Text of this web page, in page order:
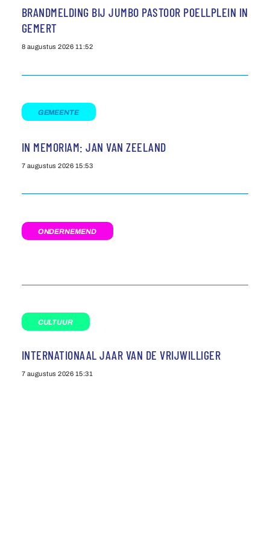
BRANDMELDING BIJ JUMBO PASTOOR POELLPLEIN IN
GEMERT
8 augustus 2026 11:52
GEMEENTE
IN MEMORIAM: JAN VAN ZEELAND
7 augustus 2026 15:53
ONDERNEMEND
CULTUUR
INTERNATIONAAL JAAR VAN DE VRIJWILLIGER
7 augustus 2026 15:31